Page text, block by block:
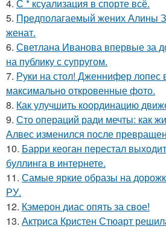
4. С * ксуализация в спорте всё.
5. Предполагаемый жених Алины
женат.
6. Светлана Иванова впервые за
на публику с супругом.
7. Руки на стол! Дженнифер
максимально откровенные фото.
8. Как улучшить координацию
9. Сто операций ради мечты: как
Алвес изменился после
10. Барри кеоган перестал
буллинга в интернете.
11. Самые яркие образы на
РУ.
12. Кэмерон диас опять за свое!
13. Актриса Кристен Стюарт